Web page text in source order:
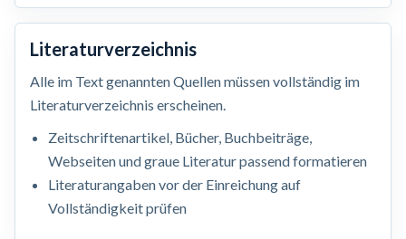
Literaturverzeichnis
Alle im Text genannten Quellen müssen vollständig im
Literaturverzeichnis erscheinen.
Zeitschriftenartikel, Bücher, Buchbeiträge,
Webseiten und graue Literatur passend formatieren
Literaturangaben vor der Einreichung auf
Vollständigkeit prüfen